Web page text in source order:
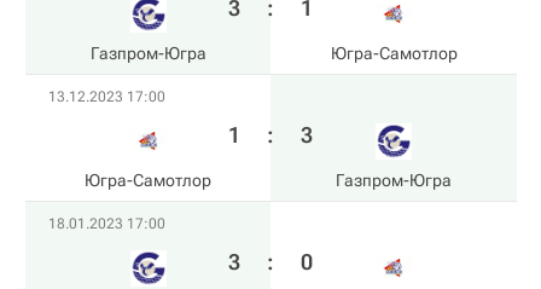
Газпром-Югра
3 : 1
Югра-Самотлор
13.12.2023 17:00
Югра-Самотлор
1 : 3
Газпром-Югра
18.01.2023 17:00
3 : 0